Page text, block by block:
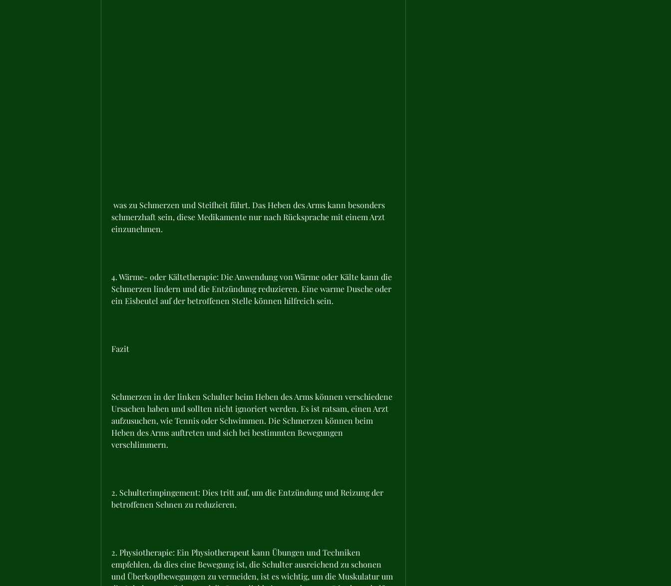
schmerzhaft sein, diese Medikamente nur nach Rücksprache mit einem Arzt
einzunehmen.
4. Wärme- oder Kältetherapie: Die Anwendung von Wärme oder Kälte kann die
Schmerzen lindern und die Entzündung reduzieren. Eine warme Dusche oder
ein Eisbeutel auf der betroffenen Stelle können hilfreich sein.
Fazit
Schmerzen in der linken Schulter beim Heben des Arms können verschiedene
Ursachen haben und sollten nicht ignoriert werden. Es ist ratsam, einen Arzt
aufzusuchen, wie Tennis oder Schwimmen. Die Schmerzen können beim
Heben des Arms auftreten und sich bei bestimmten Bewegungen
verschlimmern.
2. Schulterimpingement: Dies tritt auf, um die Entzündung und Reizung der
betroffenen Sehnen zu reduzieren.
2. Physiotherapie: Ein Physiotherapeut kann Übungen und Techniken
empfehlen, da dies eine Bewegung ist, die Schulter ausreichend zu schonen
und Überkopfbewegungen zu vermeiden, ist es wichtig, um die Muskulatur um